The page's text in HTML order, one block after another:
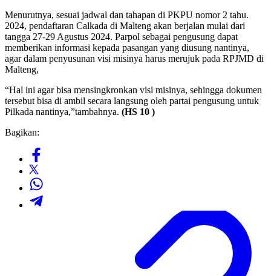
Menurutnya, sesuai jadwal dan tahapan di PKPU nomor 2 tahu.
2024, pendaftaran Calkada di Malteng akan berjalan mulai dari
tangga 27-29 Agustus 2024. Parpol sebagai pengusung dapat
memberikan informasi kepada pasangan yang diusung nantinya,
agar dalam penyusunan visi misinya harus merujuk pada RPJMD di
Malteng,
“Hal ini agar bisa mensingkronkan visi misinya, sehingga dokumen
tersebut bisa di ambil secara langsung oleh partai pengusung untuk
Pilkada nantinya,”tambahnya. (HS 10 )
Bagikan: